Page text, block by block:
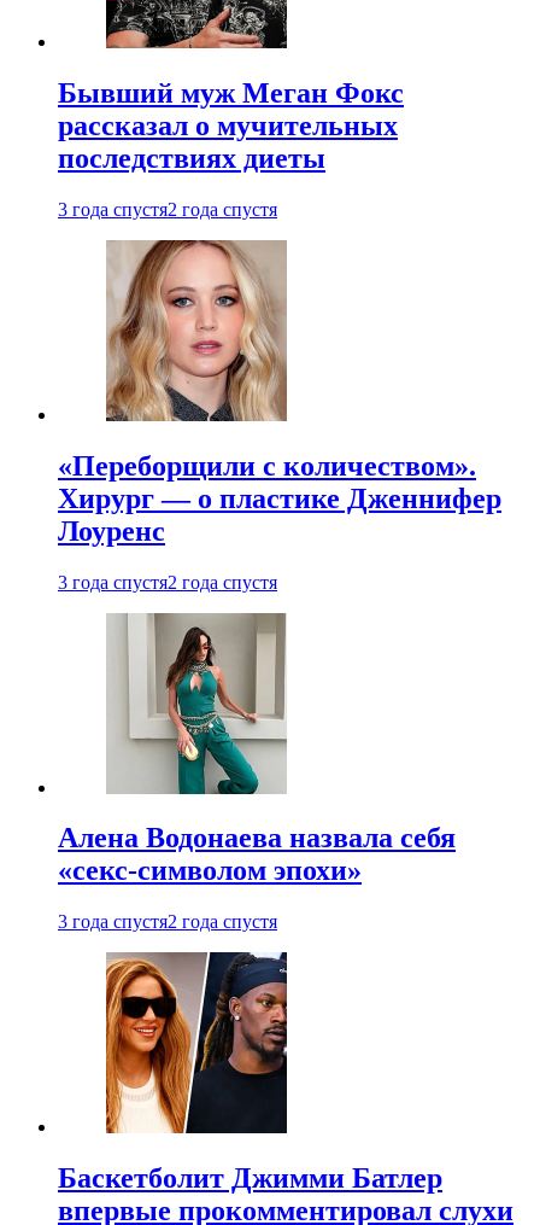
Бывший муж Меган Фокс
рассказал о мучительных
последствиях диеты
3 года спустя2 года спустя
«Переборщили с количеством».
Хирург — о пластике Дженнифер
Лоуренс
3 года спустя2 года спустя
Алена Водонаева назвала себя
«секс-символом эпохи»
3 года спустя2 года спустя
Баскетболит Джимми Батлер
впервые прокомментировал слухи